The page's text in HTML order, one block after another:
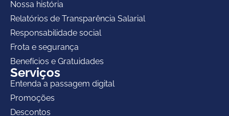
Nossa história
Relatórios de Transparência Salarial
Responsabilidade social
Frota e segurança
Benefícios e Gratuidades
Serviços
Entenda a passagem digital
Promoções
Descontos